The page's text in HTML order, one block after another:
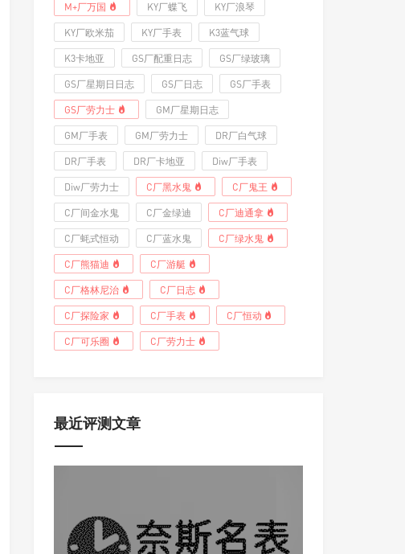
M+厂万国 KY厂蝶飞 KY厂浪琴
KY厂欧米茄 KY厂手表 K3蓝气球
K3卡地亚 GS厂配重日志 GS厂绿玻璃
GS厂星期日日志 GS厂日志 GS厂手表
GS厂劳力士 GM厂星期日志
GM厂手表 GM厂劳力士 DR厂白气球
DR厂手表 DR厂卡地亚 Diw厂手表
Diw厂劳力士 C厂黑水鬼 C厂鬼王
C厂间金水鬼 C厂金绿迪 C厂迪通拿
C厂蚝式恒动 C厂蓝水鬼 C厂绿水鬼
C厂熊猫迪 C厂游艇
C厂格林尼治 C厂日志
C厂探险家 C厂手表 C厂恒动
C厂可乐圈 C厂劳力士
最近评测文章
21小时前